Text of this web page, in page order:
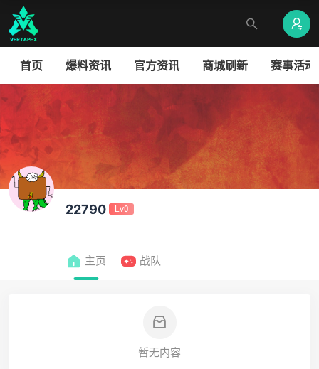
首页 爆料资讯 官方资讯 商城刷新 赛事活动
22790 Lv0
主页 战队
暂无内容